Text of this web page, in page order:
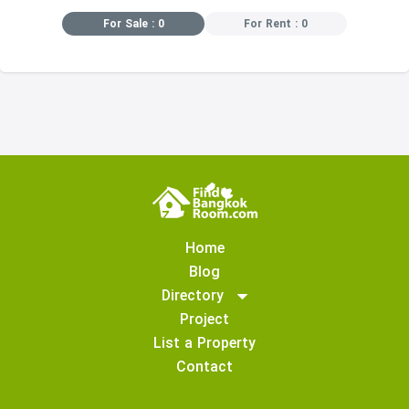
For Sale : 0 For Rent : 0
Home
Blog
Directory
Project
List a Property
Contact